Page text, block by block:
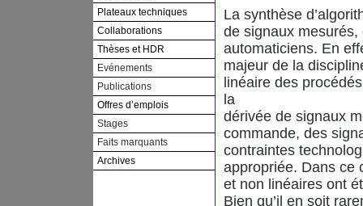
Plateaux techniques
Collaborations
Thèses et HDR
Evénements
Publications
Offres d’emplois
Stages
Faits marquants
Archives
La synthèse
de signaux mesurés,
automaticiens. En
majeur de la
linéaire des
la
dérivée de signaux
commande, des
contraintes
appropriée. Dans ce
et non linéaires ont
Bien qu’il en soit